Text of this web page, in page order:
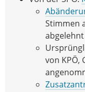
Stimmen
abgelehnt
von KPÖ,